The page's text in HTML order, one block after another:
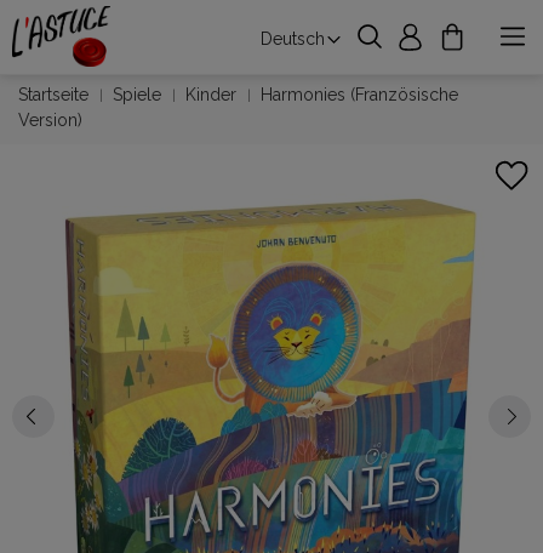
Deutsch
Startseite Spiele Kinder
Harmonies (Französische
Version)